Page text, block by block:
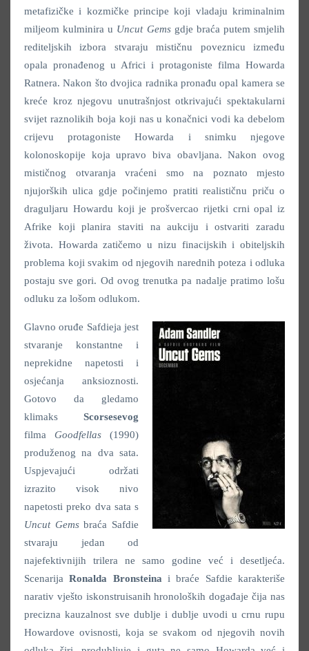
metafizičke i kozmičke principe koji vladaju kriminalnim
miljeom kulminira u Uncut Gemsgdje braća putem smjelih
rediteljskih izbora stvaraju mističnu poveznicu između
opala pronađenog u Africi i protagoniste filma Howarda
Ratnera. Nakon što dvojica radnika pronađu opal kamera se
kreće kroz njegovu unutrašnjost otkrivajući spektakularni
svijet raznolikih boja koji nas u konačnici vodi ka debelom
crijevu protagoniste Howarda i snimku njegove
kolonoskopije koja upravo biva obavljana. Nakon ovog
mističnog otvaranja vraćeni smo na poznato mjesto
njujorških ulica gdje počinjemo pratiti realističnu priču o
draguljaru Howardu koji je prošvercao rijetki crni opal iz
Afrike koji planira staviti na aukciju i ostvariti zaradu
života. Howarda zatičemo u nizu finacijskih i obiteljskih
problema koji svakim od njegovih narednih poteza i odluka
postaju sve gori. Od ovog trenutka pa nadalje pratimo lošu
odluku za lošom odlukom.
Glavno oruđe Safdieja jest
stvaranje konstantne i
neprekidne napetosti i
osjećanja anksioznosti.
Gotovo da gledamo
klimaks Scorsesevog
filma Goodfellas (1990)
produženog na dva sata.
Uspjevajući održati
izrazito visok nivo
napetosti preko dva sata s
Uncut Gemsbraća Safdie
stvaraju jedan od
najefektivnijih trilera ne samo godine već i desetljeća.
ScenarijaRonalda Bronsteinai braće Safdie karakteriše
narativ vješto iskonstruisanih hronoloških događaje čija nas
precizna kauzalnost sve dublje i dublje uvodi u crnu rupu
Howardove ovisnosti, koja se svakom od njegovih novih